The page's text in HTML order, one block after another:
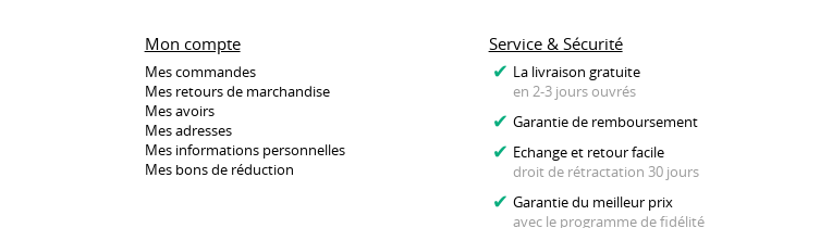
Service & Sécurité
La livraison gratuite
en 2-3 jours ouvrés
Garantie de remboursement
Echange et retour facile
droit de rétractation 30 jours
Garantie du meilleur prix
avec le programme de fidélité
Mon compte
Mes commandes
Mes retours de marchandise
Mes avoirs
Mes adresses
Mes informations personnelles
Mes bons de réduction